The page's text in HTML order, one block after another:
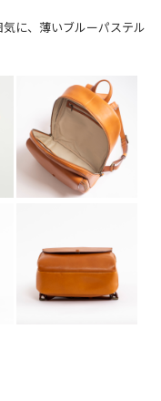
に、薄いブルーパステル